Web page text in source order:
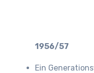
1956/57
Ein